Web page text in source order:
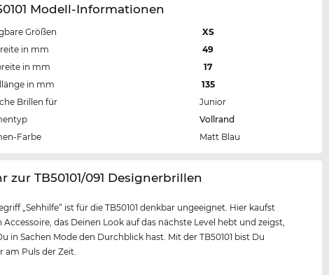
Modell-Informationen
Größen
XS
in mm
49
in mm
17
in mm
135
Brillen für
Junior
Vollrand
Farbe
Matt Blau
zur TB50101/091 Designerbrillen
„Sehhilfe“ ist für die TB50101 denkbar ungeeignet. Hier kaufst
Accessoire, das Deinen Look auf das nächste Level hebt und zeigst,
in Sachen Mode den Durchblick hast. Mit der TB50101 bist Du
am Puls der Zeit.